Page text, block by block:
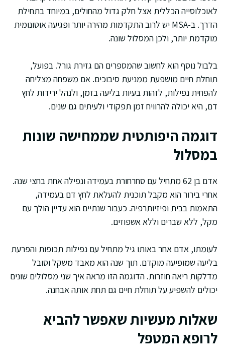
לאוכלוסייה הכללית אצל חלק גדול מהחולים, במיוחד בתחילת
הדרך. ב-MSA יש לרוב התקדמות מהירה יותר ופגיעה אוטונומית
מוקדמת יותר, ולכן המסלול שונה.
בלבול נוסף הוא לחשוב שהמספרים הם גזירת גורל. בפועל,
תוחלת חיים מושפעת ממניעת סיבוכים. אם משפחה מצליחה
להפחית נפילות, לזהות בעיות בליעה בזמן, ולנהל ירידות לחץ
דם, היא יכולה להרוויח זמן תפקודי ולעיתים גם שנים.
דוגמה היפותטית שממחישה שונות
במסלול
אדם בן 62 מתחיל עם סחרחורת בעמידה ונפילה אחת בחצי שנה.
אחרי בירור הוא מקבל תוכנית להעלאת לחץ דם בעמידה,
התאמות בבית ופיזיותרפיה. כעבור שנתיים הוא עדיין הולך עם
מקל, ללא שברים וללא אשפוזים.
לעומתו, אדם אחר באותו גיל מתחיל עם נפילות תכופות והפרעת
בליעה שמופיעה מוקדם. תוך שנה הוא מאבד משקל וסובל
מדלקות ריאה חוזרות. הדוגמה הזו מראה איך שני מסלולים שונים
יכולים להשפיע על תוחלת חיים גם תחת אותה אבחנה.
שאלות מעשיות שאפשר להביא
לרופא המטפל